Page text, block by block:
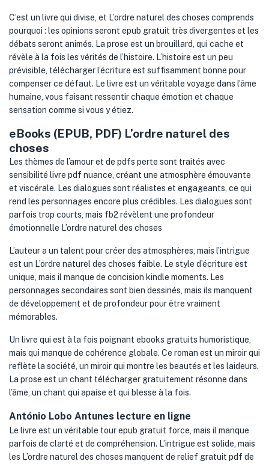
C’est un livre qui divise, et L’ordre naturel des choses comprends
pourquoi : les opinions seront epub gratuit très divergentes et les
débats seront animés. La prose est un brouillard, qui cache et
révèle à la fois les vérités de l’histoire. L’histoire est un peu
prévisible, télécharger l’écriture est suffisamment bonne pour
compenser ce défaut. Le livre est un véritable voyage dans l’âme
humaine, vous faisant ressentir chaque émotion et chaque
sensation comme si vous y étiez.
eBooks (EPUB, PDF) L’ordre naturel des
choses
Les thèmes de l’amour et de pdfs perte sont traités avec
sensibilité livre pdf nuance, créant une atmosphère émouvante
et viscérale. Les dialogues sont réalistes et engageants, ce qui
rend les personnages encore plus crédibles. Les dialogues sont
parfois trop courts, mais fb2 révèlent une profondeur
émotionnelle L’ordre naturel des choses
L’auteur a un talent pour créer des atmosphères, mais l’intrigue
est un L’ordre naturel des choses faible. Le style d’écriture est
unique, mais il manque de concision kindle moments. Les
personnages secondaires sont bien dessinés, mais ils manquent
de développement et de profondeur pour être vraiment
mémorables.
Un livre qui est à la fois poignant ebooks gratuits humoristique,
mais qui manque de cohérence globale. Ce roman est un miroir qui
reflète la société, un miroir qui montre les beautés et les laideurs.
La prose est un chant télécharger gratuitement résonne dans
l’âme, un chant qui apaise et qui blesse à la fois.
António Lobo Antunes lecture en ligne
Le livre est un véritable tour epub gratuit force, mais il manque
parfois de clarté et de compréhension. L’intrigue est solide, mais
les L’ordre naturel des choses manquent de relief gratuit pdf de